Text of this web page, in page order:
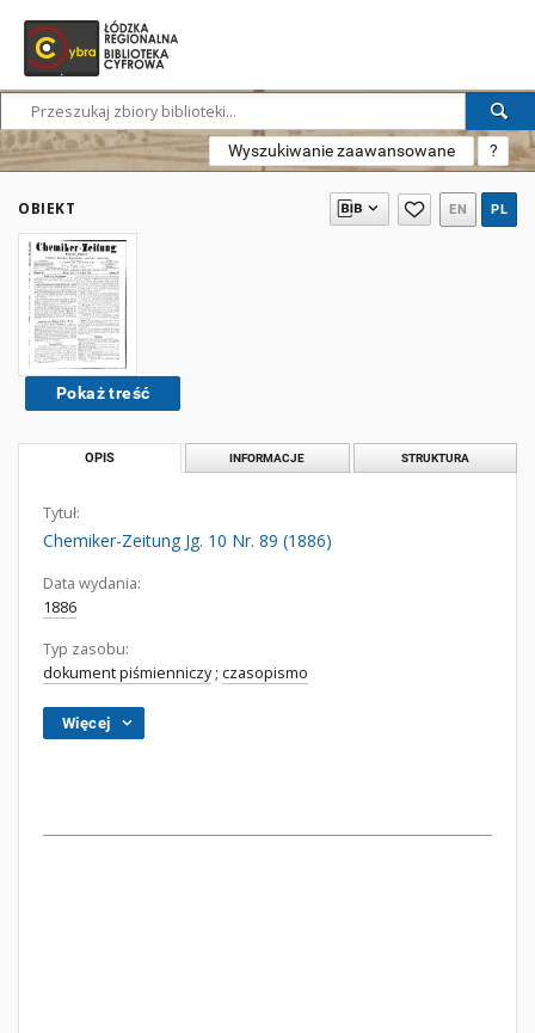
Wyszukiwanie zaawansowane ?
OBIEKT EN PL
Pokaż treść
OPIS INFORMACJE STRUKTURA
Tytuł:
Chemiker-Zeitung Jg. 10 Nr. 89 (1886)
Data wydania:
1886
Typ zasobu:
dokument piśmienniczy; czasopismo
Więcej